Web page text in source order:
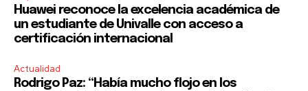
Huawei reconoce la excelencia académica de
un estudiante de Univalle con acceso a
certificación internacional
Actualidad
Rodrigo Paz: “Había mucho flojo en los